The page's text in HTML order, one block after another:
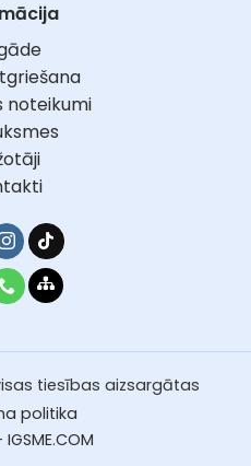
noteikumi
tiesības aizsargātas
politika
IGSME.COM